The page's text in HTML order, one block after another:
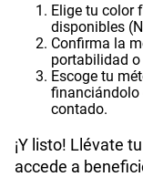
Elige tu color
disponibles
Confirma la
portabilidad
Escoge tu
financiándolo
contado.
¡Y listo! Llévate
accede a